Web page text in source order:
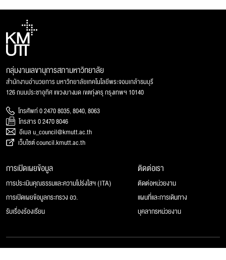
กลุ่มงานเลขานุการสภามหาวิทยาลัย
สำนักงานอำนวยการ มหาวิทยาลัยเทคโนโลยีพระจอมเกล้าธนบุรี
126 ถนนประชาอุทิศ แขวงบางมด เขตทุ่งครุ กรุงเทพฯ 10140
โทรศัพท์ 0 2470 8035, 8040, 8063
โทรสาร 0 2470 8046
อีเมล u_council@kmutt.ac.th
เว็บไซต์ council.kmutt.ac.th
การเปิดเผยข้อมูล
การประเมินคุณธรรมและความโปร่งใสฯ (ITA)
การเปิดเผยข้อมูลกระทรวง อว.
รับเรื่องร้องเรียน
ติดต่อเรา
ติดต่อหน่วยงาน
แผนที่และการเดินทาง
บุคลากรหน่วยงาน